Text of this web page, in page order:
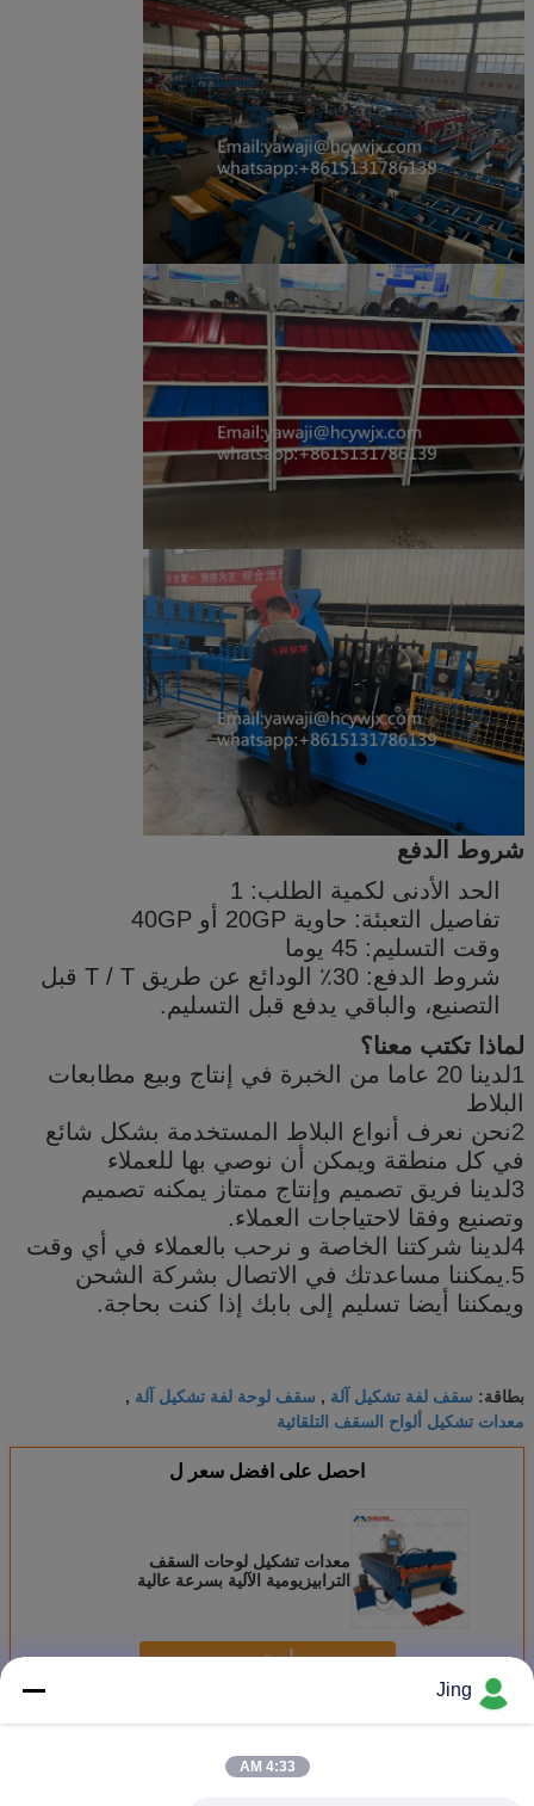
شروط الدفع
الحد الأدنى لكمية الطلب: 1
تفاصيل التعبئة: حاوية 20GP أو 40GP
وقت التسليم: 45 يوما
شروط الدفع: 30٪ الودائع عن طريق T / T قبل
التصنيع، والباقي يدفع قبل التسليم.
لماذا تكتب معنا؟
1لدينا 20 عاما من الخبرة في إنتاج وبيع مطابعات
البلاط
2نحن نعرف أنواع البلاط المستخدمة بشكل شائع
في كل منطقة ويمكن أن نوصي بها للعملاء
3لدينا فريق تصميم وإنتاج ممتاز يمكنه تصميم
وتصنيع وفقا لاحتياجات العملاء.
4لدينا شركتنا الخاصة و نرحب بالعملاء في أي وقت
5.يمكننا مساعدتك في الاتصال بشركة الشحن
ويمكننا أيضا تسليم إلى بابك إذا كنت بحاجة.
بطاقة: سقف لفة تشكيل آلة , سقف لوحة لفة تشكيل آلة ,
معدات تشكيل ألواح السقف التلقائية
احصل على افضل سعر ل
معدات تشكيل لوحات السقف
الترابيزيومية الآلية بسرعة عالية
استمر
أكثرتسقيف صفح لف يشكّل آلة
Jing
4:33 AM